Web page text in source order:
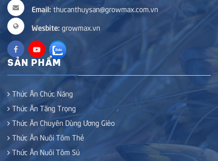
Email: thucanthuysan@growmax.com.vn
Wesbite: growmax.vn
SẢN PHẨM
Thức Ăn Chức Năng
Thức Ăn Tăng Trọng
Thức Ăn Chuyên Dùng Ương Gièo
Thức Ăn Nuôi Tôm Thẻ
Thức Ăn Nuôi Tôm Sú